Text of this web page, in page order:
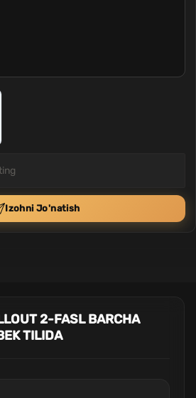
Izohni Jo'natish
2-FASL BARCHA
TILIDA